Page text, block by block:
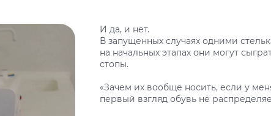
И да, и нет.
В запущенных случаях одними
на начальных этапах они могут
стопы.
«Зачем их вообще носить, если у
первый взгляд обувь не